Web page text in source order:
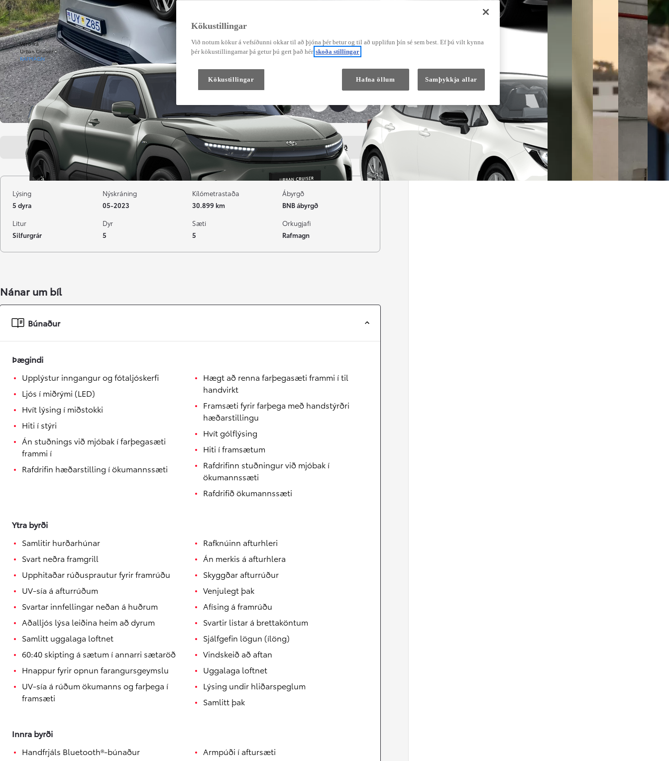
Verð frá
Verð frá
Urban Cruiser
RAFMAGN
Corolla Hatchback
HYBRID
Verð frá
Verð frá
bZ4X Touring
RAFMAGN
Aðalatriði Nánar um bíl Þjónustur Söluumboð
Lýsing
5 dyra
Nýskráning
05-2023
Kílómetrastaða
30.899 km
Ábyrgð
BNB ábyrgð
Litur
Silfurgrár
Dyr
5
Sæti
5
Orkugjafi
Rafmagn
Nánar um bíl
Búnaður
Þægindi
Upplýstur inngangur og fótaljóskerfi
Ljós í miðrými (LED)
Hvít lýsing í miðstokki
Hiti í stýri
Án stuðnings við mjóbak í farþegasæti
frammi í
Rafdrifin hæðarstilling í ökumannssæti
Hægt að renna farþegasæti frammi í til
handvirkt
Framsæti fyrir farþega með handstýrðri
hæðarstillingu
Hvít gólflýsing
Hiti í framsætum
Rafdrifinn stuðningur við mjóbak í
ökumannssæti
Rafdrifið ökumannssæti
Ytra byrði
Samlitir hurðarhúnar
Svart neðra framgrill
Upphitaðar rúðusprautur fyrir framrúðu
UV-sía á afturrúðum
Svartar innfellingar neðan á huðrum
Aðalljós lýsa leiðina heim að dyrum
Samlitt uggalaga loftnet
60:40 skipting á sætum í annarri sætaröð
Hnappur fyrir opnun farangursgeymslu
UV-sía á rúðum ökumanns og farþega í
framsæti
Rafknúinn afturhleri
Án merkis á afturhlera
Skyggðar afturrúður
Venjulegt þak
Afísing á framrúðu
Svartir listar á brettaköntum
Sjálfgefin lögun (ílöng)
Vindskeið að aftan
Uggalaga loftnet
Lýsing undir hliðarspeglum
Samlitt þak
Innra byrði
Handfrjáls Bluetooth®-búnaður
Armpúði í aftursæti
Kökustillingar
Við notum kökur á vefsíðunni okkar til að þjóna þér betur og til að upplifun þín sé sem best. Ef þú vilt kynna
þér kökustillingarnar þá getur þú gert það hér skoða stillingar
Kökustillingar Hafna öllum Samþykkja allar